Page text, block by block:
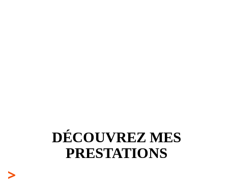
DÉCOUVREZ MES
PRESTATIONS
>